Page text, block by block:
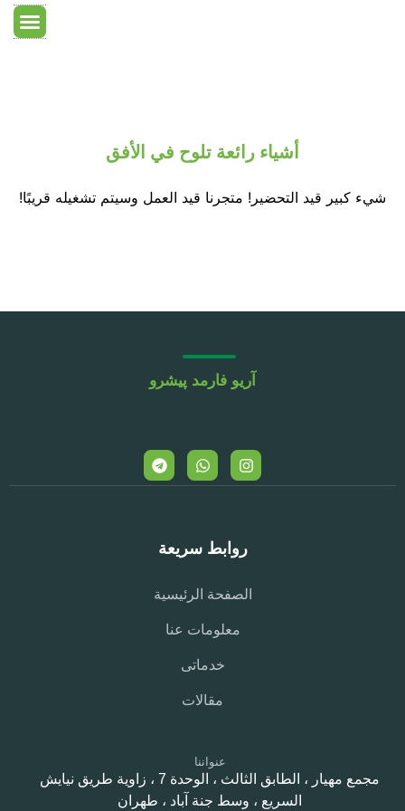
أشياء رائعة تلوح في الأفق
شيء كبير قيد التحضير! متجرنا قيد العمل وسيتم تشغيله قريبًا!
آریو فارمد پیشرو
روابط سريعة
الصفحة الرئيسية
معلومات عنا
خدماتی
مقالات
عنواننا
مجمع مهيار ، الطابق الثالث ، الوحدة 7 ، زاوية طريق نيايش
السريع ، وسط جنة آباد ، طهران